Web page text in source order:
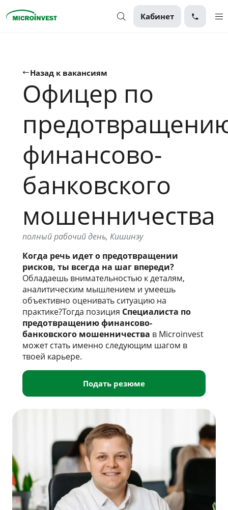
Кабинет
Для бизнеса
О компании
Для клиентов
Назад к вакансиям
Офицер по
финансово-
банковского
мошенничества
полный рабочий день, Кишинэу
Когда речь идет о предотвращении
рисков, ты всегда на шаг впереди?
Обладаешь внимательностью к деталям,
аналитическим мышлением и умеешь
объективно оценивать ситуацию на
практике?Тогда позиция Специалиста по
предотвращению финансово-
банковского мошенничества в Microinvest
может стать именно следующим шагом в
твоей карьере.
Подать резюме